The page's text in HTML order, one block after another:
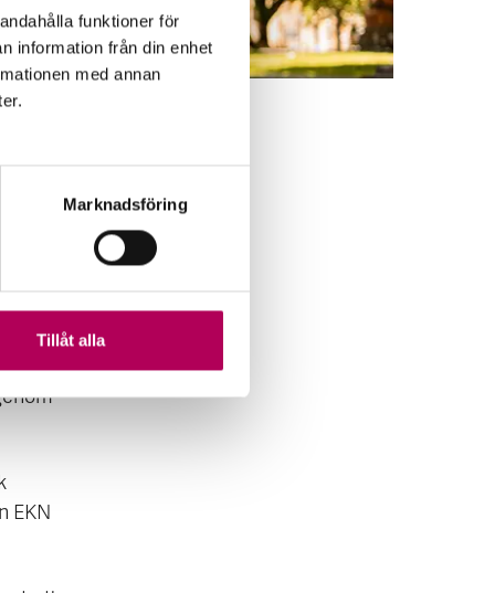
funktioner för
information från din enhet
med annan
Marknadsföring
Tillåt alla
tar
av
4C
EKN